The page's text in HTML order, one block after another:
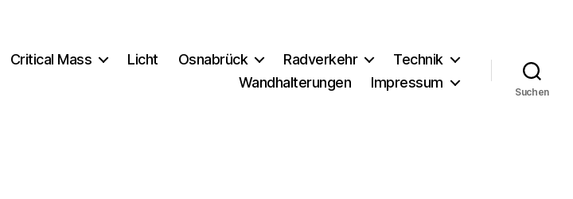
Critical Mass Licht Osnabrück Radverkehr
Technik
Wandhalterungen
Impressum
Suchen